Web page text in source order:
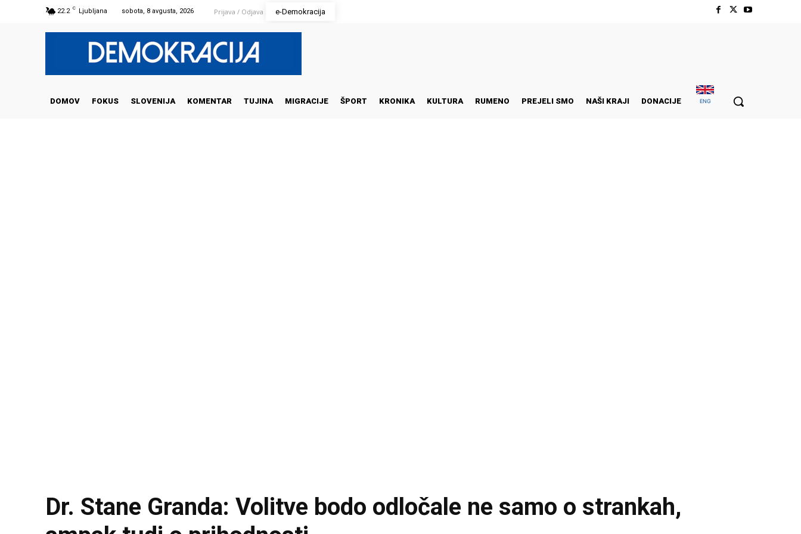
22.2 C Ljubljana sobota, 8 avgusta, 2026 Prijava / Odjava e-Demokracija
DOMOV FOKUS SLOVENIJA KOMENTAR TUJINA MIGRACIJE ŠPORT KRONIKA KULTURA RUMENO PREJELI SMO NAŠI KRAJI DONACIJE ENG
Dr. Stane Granda: Volitve bodo odločale ne samo o strankah,